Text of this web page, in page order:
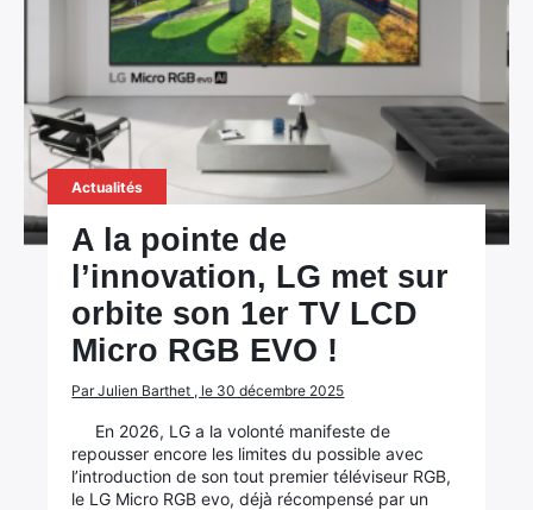
Actualités
A la pointe de
l’innovation, LG met sur
orbite son 1er TV LCD
Micro RGB EVO !
Par Julien Barthet , le 30 décembre 2025
En 2026, LG a la volonté manifeste de
repousser encore les limites du possible avec
l’introduction de son tout premier téléviseur RGB,
le LG Micro RGB evo, déjà récompensé par un